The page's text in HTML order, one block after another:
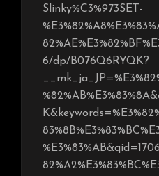
Slinky%C3%973SET-
6/dp/B076Q6RYQK?